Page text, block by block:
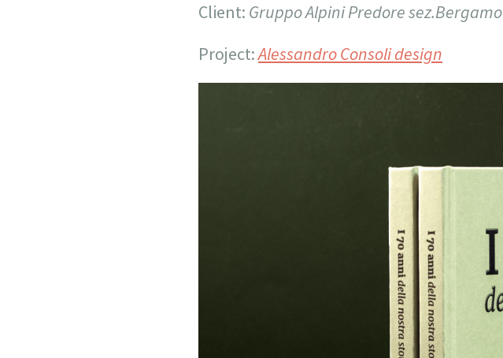
Client: Gruppo Alpini Predore sez.Bergamo
Project:Alessandro Consoli design